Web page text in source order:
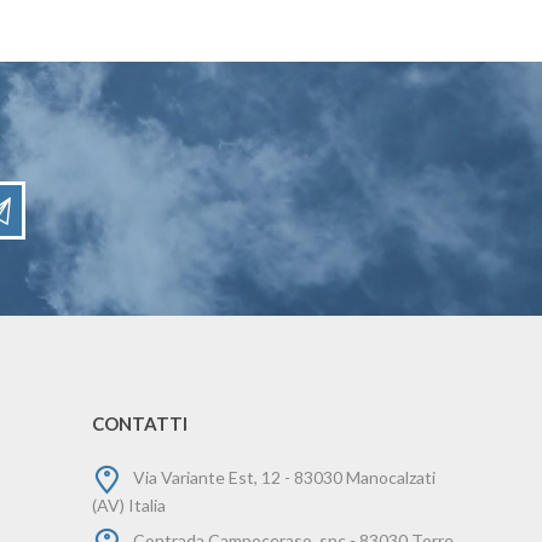
CONTATTI
Via Variante Est, 12 - 83030 Manocalzati
(AV) Italia